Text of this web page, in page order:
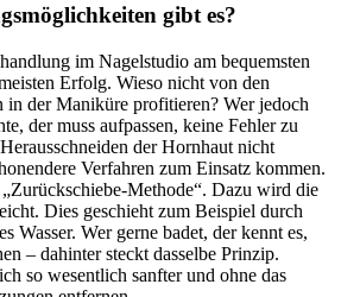
gibt es?
im Nagelstudio am bequemsten
Erfolg. Wieso nicht von den
in der Maniküre profitieren? Wer jedoch
der muss aufpassen, keine Fehler zu
der Hornhaut nicht
Verfahren zum Einsatz kommen.
Methode“. Dazu wird die
Dies geschieht zum Beispiel durch
Wasser. Wer gerne badet, der kennt es,
– dahinter steckt dasselbe Prinzip.
so wesentlich sanfter und ohne das